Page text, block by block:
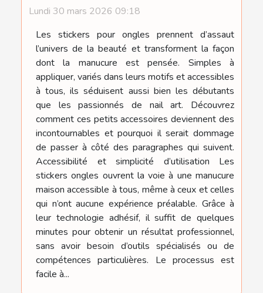
Lundi 30 mars 2026 09:18
Les stickers pour ongles prennent d’assaut
l’univers de la beauté et transforment la façon
dont la manucure est pensée. Simples à
appliquer, variés dans leurs motifs et accessibles
à tous, ils séduisent aussi bien les débutants
que les passionnés de nail art. Découvrez
comment ces petits accessoires deviennent des
incontournables et pourquoi il serait dommage
de passer à côté des paragraphes qui suivent.
Accessibilité et simplicité d’utilisation Les
stickers ongles ouvrent la voie à une manucure
maison accessible à tous, même à ceux et celles
qui n’ont aucune expérience préalable. Grâce à
leur technologie adhésif, il suffit de quelques
minutes pour obtenir un résultat professionnel,
sans avoir besoin d’outils spécialisés ou de
compétences particulières. Le processus est
facile à...